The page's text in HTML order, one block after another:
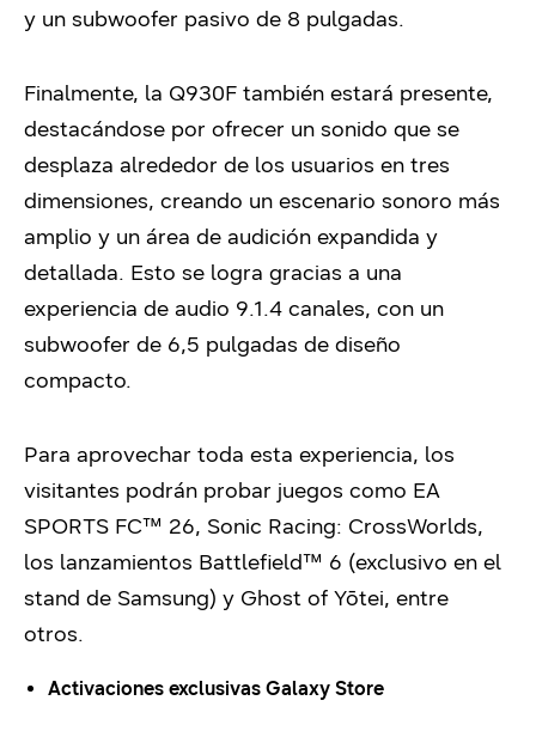
y un subwoofer pasivo de 8 pulgadas.
Finalmente, la Q930F también estará presente,
destacándose por ofrecer un sonido que se
desplaza alrededor de los usuarios en tres
dimensiones, creando un escenario sonoro más
amplio y un área de audición expandida y
detallada. Esto se logra gracias a una
experiencia de audio 9.1.4 canales, con un
subwoofer de 6,5 pulgadas de diseño
compacto.
Para aprovechar toda esta experiencia, los
visitantes podrán probar juegos como EA
SPORTS FC™ 26, Sonic Racing: CrossWorlds,
los lanzamientos Battlefield™ 6 (exclusivo en el
stand de Samsung) y Ghost of Yōtei, entre
otros.
Activaciones exclusivas Galaxy Store